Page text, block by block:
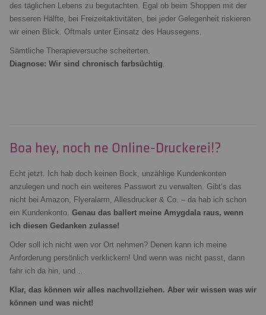
des täglichen Lebens zu begutachten. Egal ob beim Shoppen mit der
besseren Hälfte, bei Freizeitaktivitäten, bei jeder Gelegenheit riskieren
wir einen Blick. Oftmals unter Einsatz des Haussegens.
Sämtliche Therapieversuche scheiterten.
Diagnose: Wir sind chronisch farbsüchtig.
Boa hey, noch ne Online-Druckerei!?
Echt jetzt. Ich hab doch keinen Bock, unzählige Kundenkonten
anzulegen und noch ein weiteres Passwort zu verwalten. Gibt‘s das
nicht bei Amazon, Flyeralarm, Allesdrucker & Co. – da hab ich schon
ein Kundenkonto. Genau das ballert meine Amygdala raus, wenn
ich diesen Gedanken zulasse!
Oder soll ich nicht wen vor Ort nehmen? Denen kann ich meine
Anforderung persönlich verklickern! Und wenn was nicht passt, dann
fahr ich da hin, und …
Klar, das können wir alles nachvollziehen. Aber wir wissen was wir
können und was nicht!